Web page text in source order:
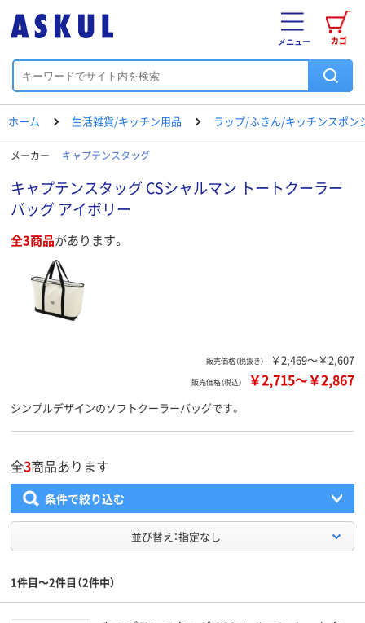
カゴ
メニュー
ホーム 生活雑貨/キッチン用品 ラップ/ふきん/キッチンスポン
メーカー キャプテンスタッグ
キャプテンスタッグ CSシャルマン トートクーラー
バッグ アイボリー
全3商品があります。
販売価格（税抜き） ￥2,469～￥2,607
販売価格（税込） ￥2,715～￥2,867
シンプルデザインのソフトクーラーバッグです。
全3商品あります
条件で絞り込む
並び替え：指定なし
1件目～2件目（2件中）